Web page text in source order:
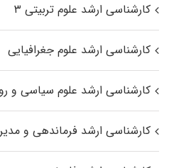
کارشناسی ارشد علوم تربیتی ۳
کارشناسی ارشد علوم جغرافیایی
کارشناسی ارشد علوم سیاسی و
کارشناسی ارشد فرماندهی و